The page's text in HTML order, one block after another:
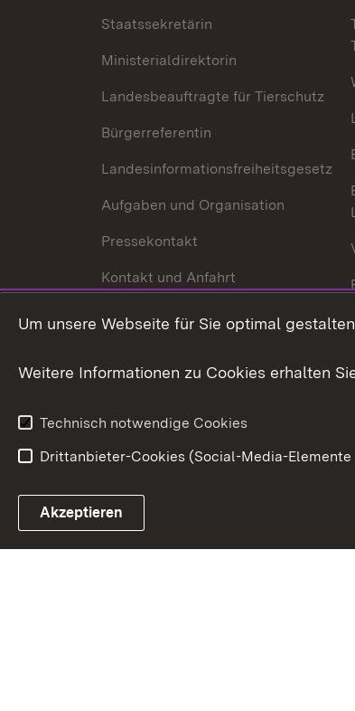
Staatssekretärin
Ministerialdirektorin
Landesbeauftragte für Tierschutz
Bürgerreferentin
Landesinformationsfreiheitsgesetz
Aufgaben und Organisation
Pressekontakt
Kontakt und Anfahrt
Link zum Landesportal
Um unsere Webseite für Sie optimal
Weitere Informationen zu Cookies erhalten
Technisch notwendige Cookies
Drittanbieter-Cookies (Social-Media-
Akzeptieren